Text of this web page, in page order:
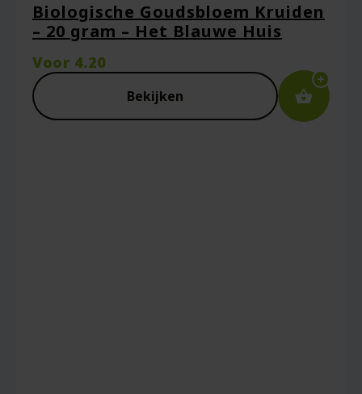
Biologische Goudsbloem Kruiden
– 20 gram – Het Blauwe Huis
Voor 4.20
Bekijken